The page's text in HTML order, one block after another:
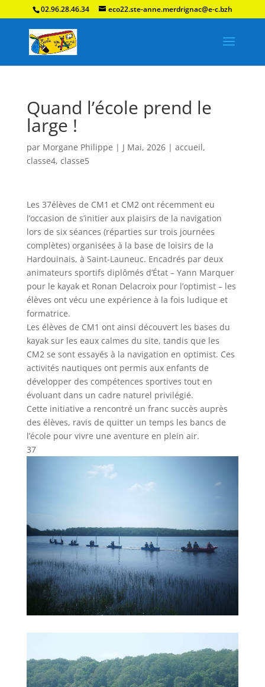
02.96.28.46.34 eco22.ste-anne.merdrignac@e-c.bzh
Quand l’école prend le
large !
par Morgane Philippe | J Mai, 2026| accueil,
classe4, classe5
Les 37élèves de CM1 et CM2 ont récemment eu
l’occasion de s’initier aux plaisirs de la navigation
lors de six séances (réparties sur trois journées
complètes) organisées à la base de loisirs de la
Hardouinais, à Saint-Launeuc. Encadrés par deux
animateurs sportifs diplômés d’État – Yann Marquer
pour le kayak et Ronan Delacroix pour l’optimist – les
élèves ont vécu une expérience à la fois ludique et
formatrice.
Les élèves de CM1 ont ainsi découvert les bases du
kayak sur les eaux calmes du site, tandis que les
CM2 se sont essayés à la navigation en optimist. Ces
activités nautiques ont permis aux enfants de
développer des compétences sportives tout en
évoluant dans un cadre naturel privilégié.
Cette initiative a rencontré un franc succès auprès
des élèves, ravis de quitter un temps les bancs de
l’école pour vivre une aventure en plein air.
37